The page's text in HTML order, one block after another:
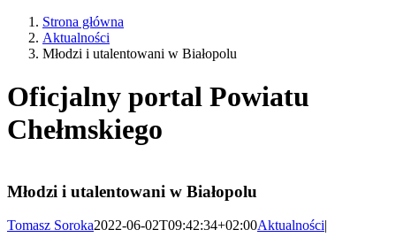
Strona główna
Aktualności
Młodzi i utalentowani w Białopolu
Oficjalny portal Powiatu
Chełmskiego
Młodzi i utalentowani w Białopolu
Tomasz Soroka2022-06-02T09:42:34+02:00Aktualności|